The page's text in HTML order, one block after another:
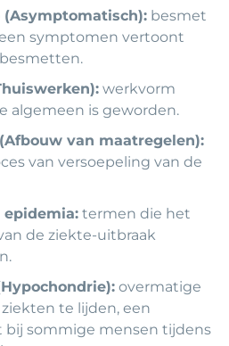
besmet
symptomen vertoont
werkvorm
algemeen is geworden.
van maatregelen):
van versoepeling van de
epidemia: termen die het
de ziekte-uitbraak
overmatige
te lijden, een
bij sommige mensen tijdens